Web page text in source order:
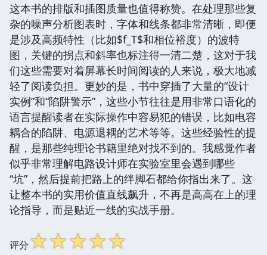
这本书的排版和插图质量也值得称赞。在处理那些复
杂的噪声分析图表时，字体和线条都非常清晰，即便
是涉及高频特性（比如$f_T$和相位裕度）的波特
图，关键的拐点和斜率也标注得一清二楚，这对于我
们这些需要对着屏幕长时间阅读的人来说，极大地减
轻了阅读负担。更妙的是，书中穿插了大量的“设计
实例”和“陷阱警示”，这些小节往往是用非常口语化的
语言提醒读者在实际操作中容易犯的错误，比如电容
耦合的陷阱、电源退耦的艺术等等。这些经验性的提
醒，是那些纯理论书籍里绝对找不到的。我感觉作者
似乎非常理解电路设计师在实验室里会遇到哪些
“坑”，然后提前把路上的绊脚石都给你指出来了。这
让整本书的实用价值直线飙升，不再是高高在上的理
论指导，而是贴近一线的实战手册。
评分☆☆☆☆☆